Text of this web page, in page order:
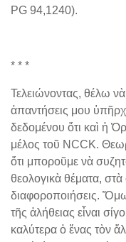
PG 94,1240).
* * *
Τελειώνοντας, θέλω
ἀπαντήσεις μου ὑπῆρχε
δεδομένου ὅτι καὶ ἡ
μέλος τοῦ NCCK.
ὅτι μποροῦμε νὰ
θεολογικὰ θέματα,
διαφοροποιήσεις.
τῆς ἀλήθειας εἶναι
καλύτερα ὁ ἕνας τὸν